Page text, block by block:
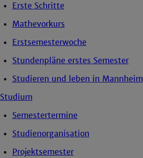
Erste Schritte
Mathevorkurs
Erstsemesterwoche
Stundenpläne erstes Semester
Studieren und leben in Mannheim
Studium
Semestertermine
Studienorganisation
Projektsemester